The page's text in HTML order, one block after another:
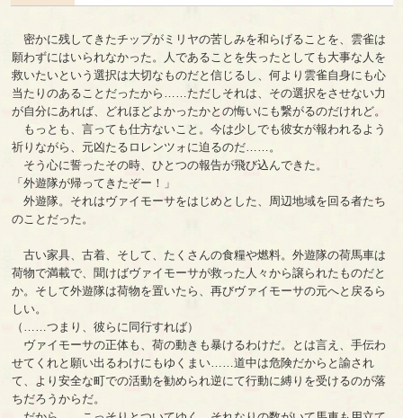
密かに残してきたチップがミリヤの苦しみを和らげることを、雲雀は
願わずにはいられなかった。人であることを失ったとしても大事な人を
救いたいという選択は大切なものだと信じるし、何より雲雀自身にも心
当たりのあることだったから……ただしそれは、その選択をさせない力
が自分にあれば、どれほどよかったかとの悔いにも繋がるのだけれど。
もっとも、言っても仕方ないこと。今は少しでも彼女が報われるよう
祈りながら、元凶たるロレンツォに迫るのだ……。
そう心に誓ったその時、ひとつの報告が飛び込んできた。
「外遊隊が帰ってきたぞー！」
外遊隊。それはヴァイモーサをはじめとした、周辺地域を回る者たち
のことだった。
古い家具、古着、そして、たくさんの食糧や燃料。外遊隊の荷馬車は
荷物で満載で、聞けばヴァイモーサが救った人々から譲られたものだと
か。そして外遊隊は荷物を置いたら、再びヴァイモーサの元へと戻るら
しい。
（……つまり、彼らに同行すれば）
ヴァイモーサの正体も、荷の動きも暴けるわけだ。とは言え、手伝わ
せてくれと願い出るわけにもゆくまい……道中は危険だからと諭され
て、より安全な町での活動を勧められ逆にて行動に縛りを受けるのが落
ちだろうからだ。